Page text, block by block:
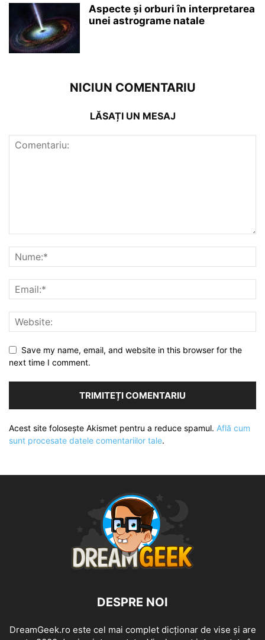
Aspecte și orburi în interpretarea
unei astrograme natale
NICIUN COMENTARIU
LĂSAȚI UN MESAJ
Save my name, email, and website in this browser for the
next time I comment.
Acest site folosește Akismet pentru a reduce spamul. Află cum
sunt procesate datele comentariilor tale.
DESPRE NOI
DreamGeek.ro este cel mai complet dicționar de vise și are